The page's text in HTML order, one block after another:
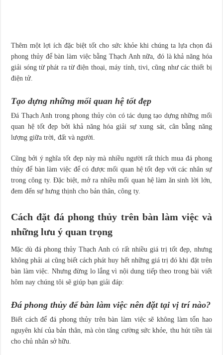
Thêm một lợi ích đặc biệt tốt cho sức khỏe khi chúng ta lựa chọn đá
phong thủy để bàn làm việc bằng Thạch Anh nữa, đó là khả năng hóa
giải sóng từ phát ra từ điện thoại, máy tính, tivi, cũng như các thiết bị
điện tử.
Tạo dựng những mối quan hệ tốt đẹp
Đá Thạch Anh trong phong thủy còn có tác dụng tạo dựng những mối
quan hệ tốt đẹp bởi khả năng hóa giải sự xung sát, cân bằng năng
lượng giữa trời, đất và người.
Cũng bởi ý nghĩa tốt đẹp này mà nhiều người rất thích mua đá phong
thủy để bàn làm việc để có được mối quan hệ tốt đẹp với các nhân sự
trong công ty. Đặc biệt, mở ra nhiều mối quan hệ làm ăn sinh lời lớn,
đem đến sự hưng thịnh cho bản thân, công ty.
Cách đặt đá phong thủy trên bàn làm việc và
những lưu ý quan trọng
Mặc dù đá phong thủy Thạch Anh có rất nhiều giá trị tốt đẹp, nhưng
không phải ai cũng biết cách phát huy hết những giá trị đó khi đặt trên
bàn làm việc. Nhưng đừng lo lắng vì nội dung tiếp theo trong bài viết
hôm nay chúng tôi sẽ giúp bạn giải đáp:
Đá phong thủy để bàn làm việc nên đặt tại vị trí nào?
Biết cách để đá phong thủy trên bàn làm việc sẽ không làm tổn hao
nguyên khí của bản thân, mà còn tăng cường sức khỏe, thu hút tiền tài
cho chủ nhân sở hữu.